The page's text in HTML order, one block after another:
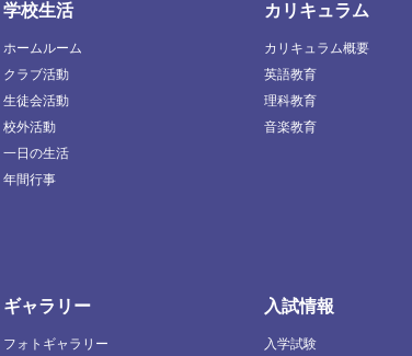
学校生活
ホームルーム
クラブ活動
生徒会活動
校外活動
一日の生活
年間行事
カリキュラム
カリキュラム概要
英語教育
理科教育
音楽教育
ギャラリー
フォトギャラリー
入試情報
入学試験